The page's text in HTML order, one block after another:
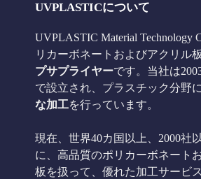
UVPLASTICについて
UVPLASTIC Material Technology
リカーボネートおよびアクリル
プサプライヤーです。当社は
で設立され、プラスチック分野
な加工を行っています。
現在、世界40カ国以上、2000社
に、高品質のポリカーボネート
板を扱って、優れた加工サービ